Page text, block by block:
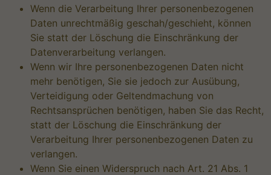
Wenn die Verarbeitung Ihrer personenbezogenen
Daten unrechtmäßig geschah/geschieht, können
Sie statt der Löschung die Einschränkung der
Datenverarbeitung verlangen.
Wenn wir Ihre personenbezogenen Daten nicht
mehr benötigen, Sie sie jedoch zur Ausübung,
Verteidigung oder Geltendmachung von
Rechtsansprüchen benötigen, haben Sie das Recht,
statt der Löschung die Einschränkung der
Verarbeitung Ihrer personenbezogenen Daten zu
verlangen.
Wenn Sie einen Widerspruch nach Art. 21 Abs. 1